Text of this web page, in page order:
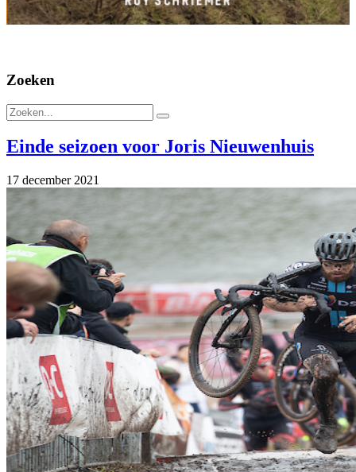
Zoeken
Einde seizoen voor Joris Nieuwenhuis
17 december 2021